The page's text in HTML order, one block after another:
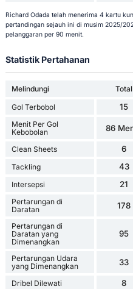
Richard Odada telah menerima 4 kartu
pertandingan sejauh ini di musim 2025/
pelanggaran per 90 menit.
Statistik Pertahanan
Melindungi Total
Gol Terbobol
15
Menit Per Gol
Kebobolan
86
Clean Sheets 6
Tackling 43
Intersepsi 21
Pertarungan di
Daratan
178
Pertarungan di
Daratan yang
Dimenangkan
95
Pertarungan Udara
yang Dimenangkan
33
Dribel Dilewati 8